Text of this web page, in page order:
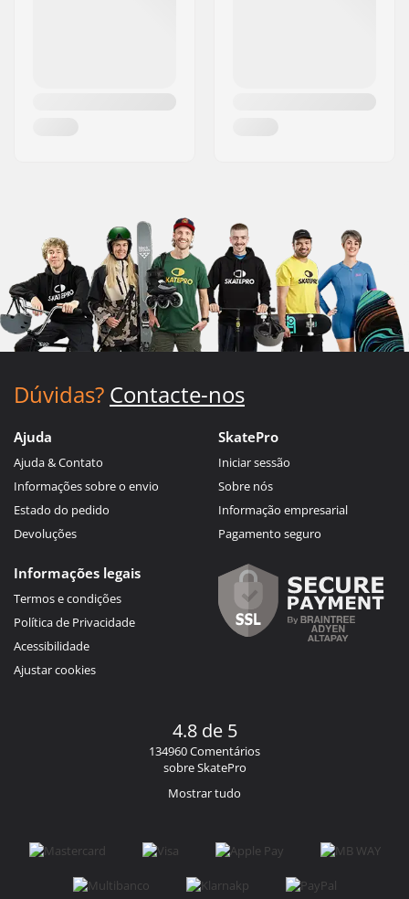
Dúvidas? Contacte-nos
Ajuda
Ajuda & Contato
Informações sobre o envio
Estado do pedido
Devoluções
SkatePro
Iniciar sessão
Sobre nós
Informação empresarial
Pagamento seguro
Informações legais
Termos e condições
Política de Privacidade
Acessibilidade
Ajustar cookies
4.8 de 5
134960 Comentários
sobre SkatePro
Mostrar tudo